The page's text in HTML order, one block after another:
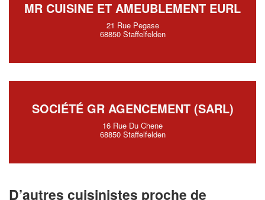
MR CUISINE ET AMEUBLEMENT EURL
21 Rue Pegase
68850 Staffelfelden
SOCIÉTÉ GR AGENCEMENT (SARL)
16 Rue Du Chene
68850 Staffelfelden
D’autres cuisinistes proche de